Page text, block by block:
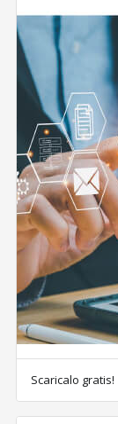
Scaricalo gratis!